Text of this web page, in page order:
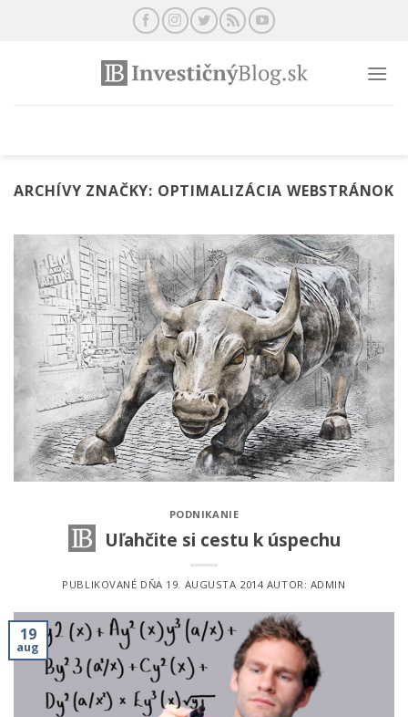
ARCHÍVY ZNAČKY: OPTIMALIZÁCIA WEBSTRÁNOK
PODNIKANIE
Uľahčite si cestu k úspechu
PUBLIKOVANÉ DŇA 19. AUGUSTA 2014AUTOR: ADMIN
19
aug